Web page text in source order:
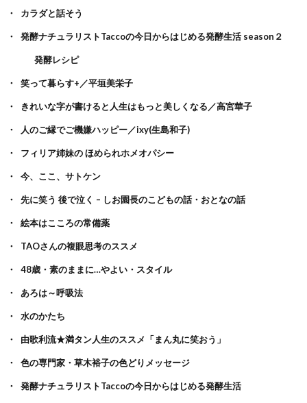
カラダと話そう
発酵ナチュラリストTaccoの今日からはじめる発酵生活 season２
発酵レシピ
笑って暮らす+／平垣美栄子
きれいな字が書けると人生はもっと美しくなる／高宮華子
人のご縁でご機嫌ハッピー／ixy(生島和子)
フィリア姉妹の ほめられホメオパシー
今、ここ、サトケン
先に笑う 後で泣く – しお園長のこどもの話・おとなの話
絵本はこころの常備薬
TAOさんの複眼思考のススメ
48歳・素のままに…やよい・スタイル
あろは～呼吸法
水のかたち
由歌利流★満タン人生のススメ「まん丸に笑おう」
色の専門家・草木裕子の色どりメッセージ
発酵ナチュラリストTaccoの今日からはじめる発酵生活